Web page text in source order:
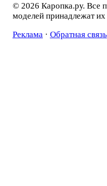
© 2026 Каропка.ру. Все
моделей принадлежат
Реклама · Обратная связь